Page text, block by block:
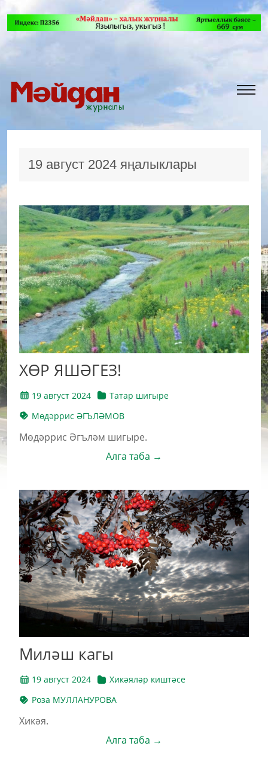
19 август 2024 яңалыклары
ХӨР ЯШӘГЕЗ!
19 август 2024
Татар шигыре
Мөдәррис ӘГЪЛӘМОВ
Мөдәррис Әгъләм шигыре.
Алга таба →
Миләш кагы
19 август 2024
Хикәяләр киштәсе
Роза МУЛЛАНУРОВА
Хикәя.
Алга таба →